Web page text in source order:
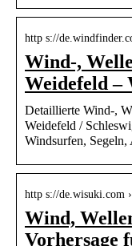
http s://
Wind-,
Weidefeld –
Detaillierte Wind-,
Weidefeld /
Windsurfen,
http s://de.wisuki.com
Wind,
Vorhersage